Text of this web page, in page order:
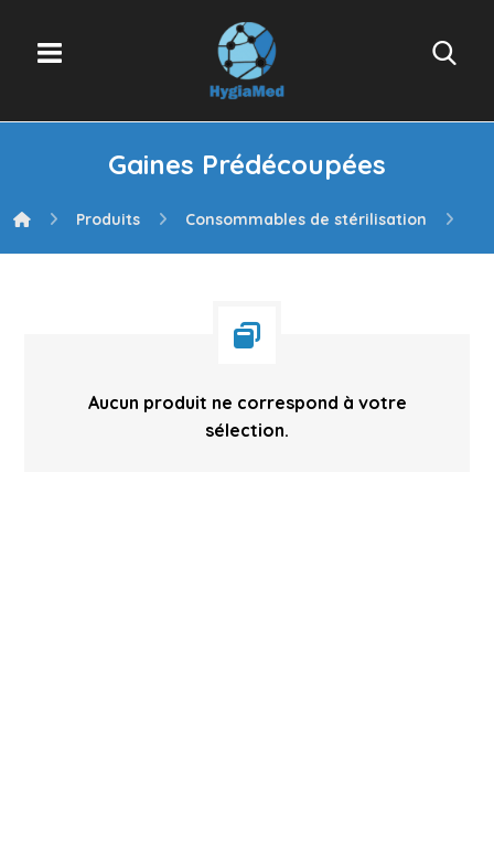
Gaines Prédécoupées
Produits Consommables de stérilisation
Aucun produit ne correspond à votre
sélection.